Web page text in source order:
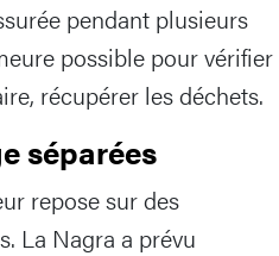
pendant plusieurs
possible pour vérifier
récupérer les déchets.
séparées
repose sur des
La Nagra a prévu